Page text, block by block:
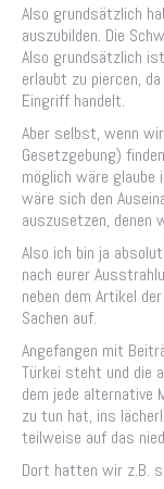
Also grundsätzlich
auszubilden. Die
Also grundsätzlich
erlaubt zu piercen,
Eingriff handelt.
Aber selbst, wenn
Gesetzgebung)
möglich wäre glaube
wäre sich den
auszusetzen, denen
Also ich bin ja
nach eurer
neben dem Artikel
Sachen auf.
Angefangen mit
Türkei steht und die
dem jede alternative
zu tun hat, ins
teilweise auf das
Dort hatten wir z.B.